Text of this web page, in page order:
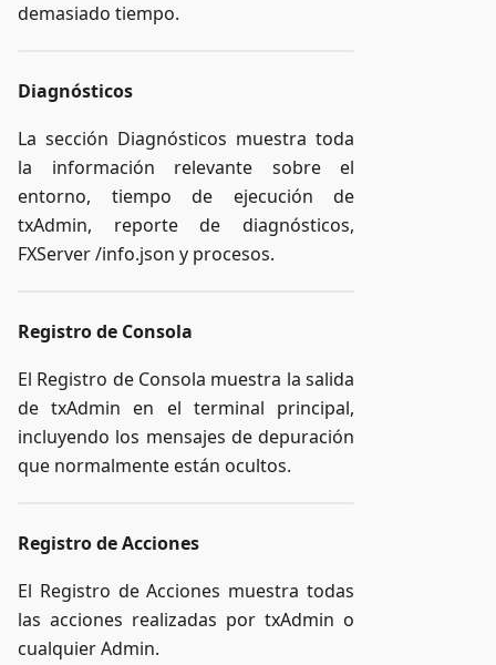
demasiado tiempo.
Diagnósticos
La sección Diagnósticos muestra toda
la información relevante sobre el
entorno, tiempo de ejecución de
txAdmin, reporte de diagnósticos,
FXServer /info.json y procesos.
Registro de Consola
El Registro de Consola muestra la salida
de txAdmin en el terminal principal,
incluyendo los mensajes de depuración
que normalmente están ocultos.
Registro de Acciones
El Registro de Acciones muestra todas
las acciones realizadas por txAdmin o
cualquier Admin.